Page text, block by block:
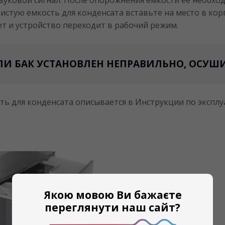
емкость для конденсата вставьте на место в
и устройство переходит в рабочий режим.
БАК УСТАНОВЛЕН НЕПРАВИЛЬНО,
для конденсата описывается в Инструкции по
Якою мовою Ви бажаєте
переглянути наш сайт?